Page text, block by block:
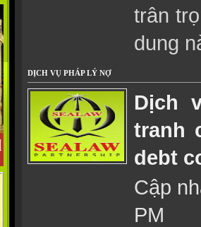
trân
dung
DỊCH VỤ PHÁP LÝ NỢ
Dịch
tranh
debt
Cập
PM